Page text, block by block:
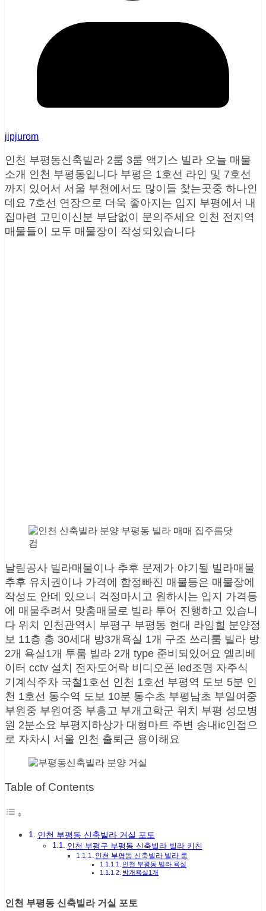
jipjurom
인천 부평동신축빌라 2룸 3룸 액기스 빌라 오늘 매물
소개 인천 부평동입니다 부평은 1호선 라인 및 7호선
까지 있어서 서울 부천에서도 많이들 찿는곳중 하나인
데요 7호선 연장으로 더욱 좋아지는 입지 부평에서 내
집마련 고민이신분 부담없이 문의주세요 인천 전지역
매물들이 모두 매물장이 작성되있습니다
날림공사 빌라매물이나 추후 문제가 야기될 빌라매물
추후 유치권이나 가격에 함정빠진 매물등은 매물장에
작성도 안데 있으니 걱정마시고 원하시는 입지 가격등
에 매물추려서 맞춤매물로 빌라 투어 진행하고 있습니
다 위치 인천관역시 부평구 부평동 현대 라임힐 분양정
보 11층 총 30세대 방3개욕실 1개 구조 쓰리룸 빌라 방
2개 욕실1개 투룸 빌라 2개 type 준비되있어요 엘리베
이터 cctv 설치 전자도어락 비디오폰 led조명 자주식
기계식주차 국철1호선 인천 1호선 부평역 도보 5분 인
천 1호선 동수역 도보 10분 동수초 부평남초 부일여중
부원중 부원여중 부흥고 부개고학군 위치 부평 성모병
원 2분소요 부평지하상가 대형마트 주변 송내ic인접으
로 자차시 서울 인천 출퇴근 용이해요
Table of Contents
인천 부평동 신축빌라 거실 포토
인천 부평구 부평동 신축빌라 빌라 키친
인천 부평동 신축빌라 빌라 룸
인천 부평동 빌라 욕실
방개욕실1개
인천 부평동 신축빌라 거실 포토